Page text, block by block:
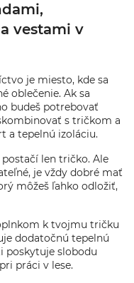
vestami v
je miesto, kde sa
oblečenie. Ak sa
budeš potrebovať
s tričkom a
a tepelnú izoláciu.
postačí len tričko. Ale
je vždy dobré mať
môžeš ľahko odložiť,
k tvojmu tričku
dodatočnú tepelnú
poskytuje slobodu
práci v lese.